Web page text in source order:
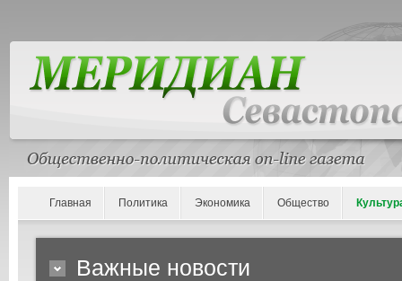
Главная Политика Экономика Общество
Важные новости